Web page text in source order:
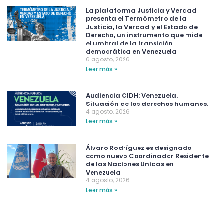
La plataforma Justicia y Verdad
presenta el Termómetro de la
Justicia, la Verdad y el Estado de
Derecho, un instrumento que mide
el umbral de la transición
democrática en Venezuela
6 agosto, 2026
Leer más »
Audiencia CIDH: Venezuela.
Situación de los derechos humanos.
4 agosto, 2026
Leer más »
Álvaro Rodríguez es designado
como nuevo Coordinador Residente
de las Naciones Unidas en
Venezuela
4 agosto, 2026
Leer más »